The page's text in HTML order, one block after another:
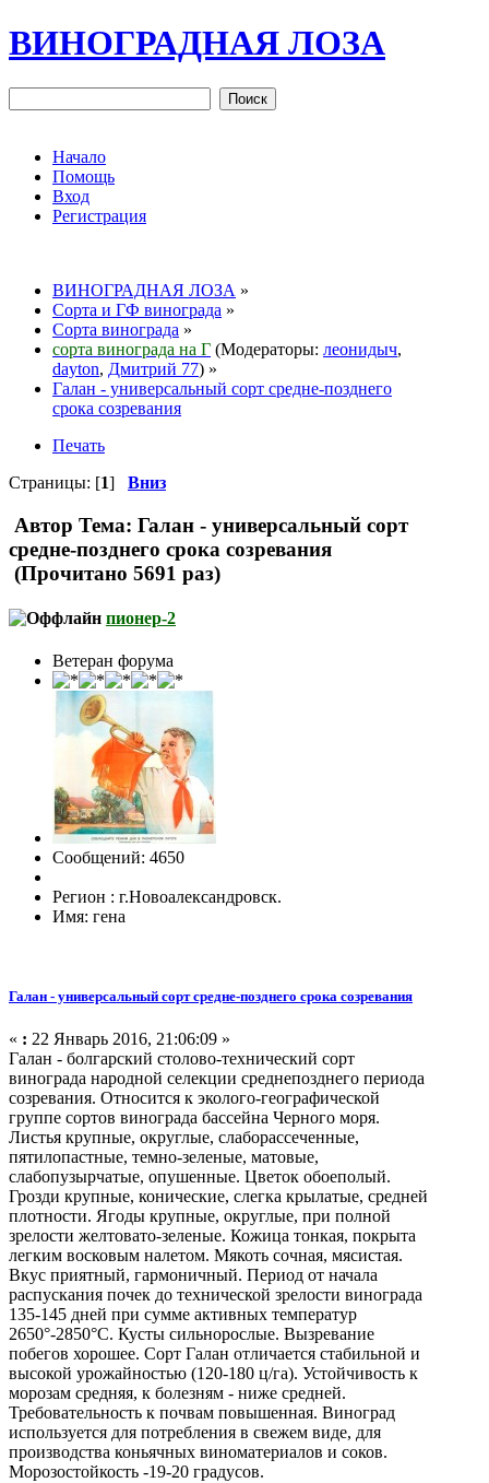
ВИНОГРАДНАЯ ЛОЗА
Начало
Помощь
Вход
Регистрация
ВИНОГРАДНАЯ ЛОЗА »
Сорта и ГФ винограда »
Сорта винограда »
сорта винограда на Г (Модераторы: леонидыч,
dayton, Дмитрий 77) »
Галан - универсальный сорт средне-позднего
срока созревания
Печать
Страницы: [1] Вниз
Автор Тема: Галан - универсальный сорт
средне-позднего срока созревания
(Прочитано 5691 раз)
пионер-2
Ветеран форума
Сообщений: 4650
Регион : г.Новоалександровск.
Имя: гена
Галан - универсальный сорт средне-позднего срока созревания
« : 22 Январь 2016, 21:06:09 »
Галан - болгарский столово-технический сорт
винограда народной селекции среднепозднего периода
созревания. Относится к эколого-географической
группе сортов винограда бассейна Черного моря.
Листья крупные, округлые, слаборассеченные,
пятилопастные, темно-зеленые, матовые,
слабопузырчатые, опушенные. Цветок обоеполый.
Грозди крупные, конические, слегка крылатые, средней
плотности. Ягоды крупные, округлые, при полной
зрелости желтовато-зеленые. Кожица тонкая, покрыта
легким восковым налетом. Мякоть сочная, мясистая.
Вкус приятный, гармоничный. Период от начала
распускания почек до технической зрелости винограда
135-145 дней при сумме активных температур
2650°-2850°С. Кусты сильнорослые. Вызревание
побегов хорошее. Сорт Галан отличается стабильной и
высокой урожайностью (120-180 ц/га). Устойчивость к
морозам средняя, к болезням - ниже средней.
Требовательность к почвам повышенная. Виноград
используется для потребления в свежем виде, для
производства коньячных виноматериалов и соков.
Морозостойкость -19-20 градусов.